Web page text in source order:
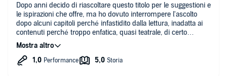
Dopo anni decido di riascoltare questo titolo per le suggestioni e
le ispirazioni che offre, ma ho dovuto interrompere l'ascolto
dopo alcuni capitoli perché infastidito dalla lettura, inadatta ai
contenuti perché troppo enfatica, quasi teatrale, di certo
lontana da toni meditativi. Il tutto accompagnato da un
sottofondo musicale non necessario e anch'esso inadeguato,
che a tratti da sottofondo sembra divenire il tema principale.